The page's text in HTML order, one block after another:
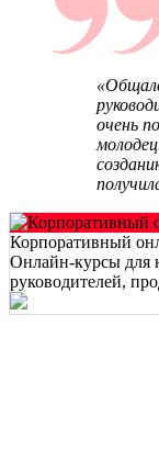
очень
Корпоративный
Онлайн-курсы для
руководителей,